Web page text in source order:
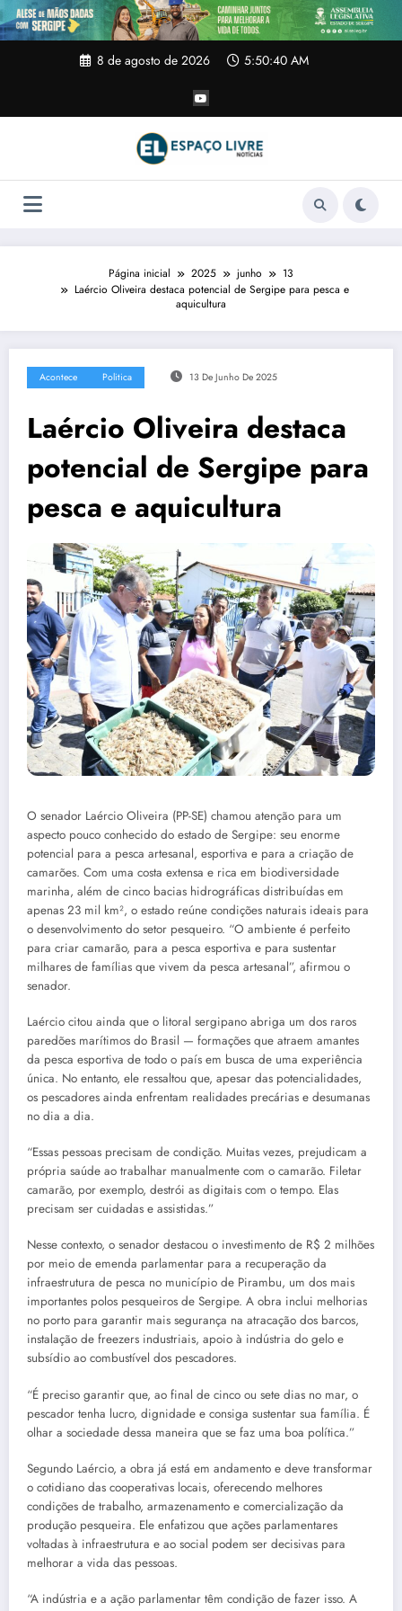
Pular
para
o
8 de agosto de 2026 5:50:41 AM
Página inicial 2025 junho
13
Laércio Oliveira destaca potencial de Sergipe para pesca e
aquicultura
Acontece Politica 13 De Junho De 2025
Laércio Oliveira destaca
potencial de Sergipe para
pesca e aquicultura
O senador Laércio Oliveira (PP-SE) chamou atenção para um
aspecto pouco conhecido do estado de Sergipe: seu enorme
potencial para a pesca artesanal, esportiva e para a criação de
camarões. Com uma costa extensa e rica em biodiversidade
marinha, além de cinco bacias hidrográficas distribuídas em
apenas 23 mil km², o estado reúne condições naturais ideais para
o desenvolvimento do setor pesqueiro. “O ambiente é perfeito
para criar camarão, para a pesca esportiva e para sustentar
milhares de famílias que vivem da pesca artesanal”, afirmou o
senador.
Laércio citou ainda que o litoral sergipano abriga um dos raros
paredões marítimos do Brasil — formações que atraem amantes
da pesca esportiva de todo o país em busca de uma experiência
única. No entanto, ele ressaltou que, apesar das potencialidades,
os pescadores ainda enfrentam realidades precárias e desumanas
no dia a dia.
“Essas pessoas precisam de condição. Muitas vezes, prejudicam a
própria saúde ao trabalhar manualmente com o camarão. Filetar
camarão, por exemplo, destrói as digitais com o tempo. Elas
precisam ser cuidadas e assistidas.”
Nesse contexto, o senador destacou o investimento de R$ 2 milhões
por meio de emenda parlamentar para a recuperação da
infraestrutura de pesca no município de Pirambu, um dos mais
importantes polos pesqueiros de Sergipe. A obra inclui melhorias
no porto para garantir mais segurança na atracação dos barcos,
instalação de freezers industriais, apoio à indústria do gelo e
subsídio ao combustível dos pescadores.
“É preciso garantir que, ao final de cinco ou sete dias no mar, o
pescador tenha lucro, dignidade e consiga sustentar sua família. É
olhar a sociedade dessa maneira que se faz uma boa política.”
Segundo Laércio, a obra já está em andamento e deve transformar
o cotidiano das cooperativas locais, oferecendo melhores
condições de trabalho, armazenamento e comercialização da
produção pesqueira. Ele enfatizou que ações parlamentares
voltadas à infraestrutura e ao social podem ser decisivas para
melhorar a vida das pessoas.
“A indústria e a ação parlamentar têm condição de fazer isso. A